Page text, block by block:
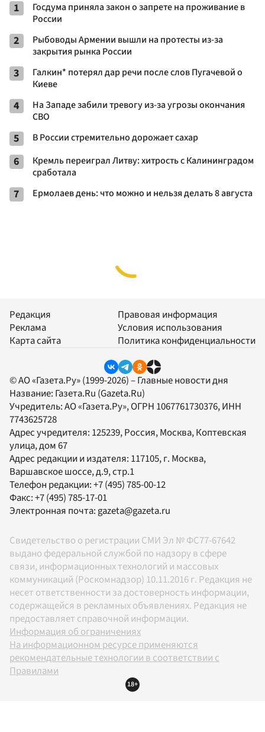
1
Госдума приняла закон о запрете на проживание в
России
2
Рыбоводы Армении вышли на протесты из-за
закрытия рынка России
3
Галкин* потерял дар речи после слов Пугачевой о
Киеве
4
На Западе забили тревогу из-за угрозы окончания
СВО
5 В России стремительно дорожает сахар
6
Кремль переиграл Литву: хитрость с Калининградом
сработала
7 Ермолаев день: что можно и нельзя делать 8 августа
Редакция
Реклама
Карта сайта
Правовая информация
Условия использования
Политика конфиденциальности
© АО «Газета.Ру» (1999-2026) – Главные новости дня
Название: Газета.Ru (Gazeta.Ru)
Учредитель:АО «Газета.Ру», ОГРН 1067761730376, ИНН
7743625728
Адрес учредителя: 125239, Россия, Москва, Коптевская
улица, дом 67
Адрес редакции и издателя: 117105, г. Москва,
Варшавское шоссе, д.9, стр.1
Телефон редакции:+7 (495) 785-00-12
Факс:+7 (495) 785-17-01
Электронная почта: gazeta@gazeta.ru
Свидетельство о регистрации СМИ Эл № ФС77-67642
выдано федеральной службой по надзору в сфере
связи, информационных технологий и массовых
коммуникаций (Роскомнадзор) 10.11.2016 г. Редакция не
несет ответственности за достоверность информации,
содержащейся в рекламных объявлениях. Редакция не
предоставляет справочной информации.
Информация об ограничениях
На информационном ресурсе применяются
рекомендательные технологии в соответствии с
Правилами
18+